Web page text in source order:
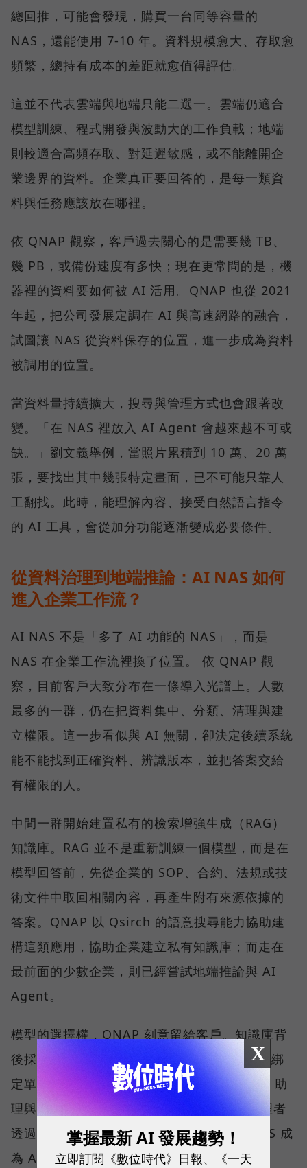
總回推，可能會發現，購買一台同等容量的
NAS，還能使用 7-10 年。資料規模愈大、存取愈
頻繁，總持有成本的差距就愈值得評估。
這並不代表雲端與地端只能二選一。雲端仍適合
模型訓練、程式開發與波動大的工作負載；地端
則較適合高頻存取、對延遲敏感，或不能離開企
業邊界的資料。企業真正要回答的，是每一類資
料與任務應該放在哪裡。
依 QNAP 觀察，客戶過去關心的是需要幾 TB、
幾 PB，或備份速度有多快；現在更常問的是，機
器裡的資料要如何被 AI 活用。QNAP 也從 2021
年起，把公司發展定調在 AI 與高速網路的融合，
試圖讓 NAS 從資料保存的位置，進一步成為資料
被調用的位置。
當資料量持續擴大，搜尋與管理方式也會跟著改
變。「在 NAS 裡放入 AI Agent 會越來越不可或
缺。」劉文義舉例，當照片累積到 10 萬、20 萬
張，要找出其中幾張特定畫面，已不可能只靠人
工翻找。此時，能理解內容、接受自然語言指令
的 AI 工具，會從加分功能逐漸變成必要條件。
從資料治理到地端推論：AI NAS 如何
進入企業工作流？
AI NAS 不是「多了 AI 功能的 NAS」，而是
NAS 在企業工作流裡換了位置。 依 QNAP 觀
察，目前客戶大致分布在一條導入光譜上。人數
最多的一群，仍在把資料集中、分類、清理與建
立權限。這一步看似與 AI 無關，卻決定後續系統
能不能找到正確資料、辨識版本，並把答案交給
有權限的人。
中間一群開始建置私有的檢索增強生成（RAG）
知識庫。RAG 並不是重新訓練一個模型，而是在
模型回答前，先從企業的 SOP、合約、法規或技
術文件中取回相關內容，再產生附有來源依據的
答案。QNAP 以 Qsirch 的語意搜尋能力協助建
構這類應用，協助企業建立私有知識庫；而走在
最前面的少數企業，則已經嘗試地端推論與 AI
Agent。
模型的選擇權，QNAP 刻意留給客戶。知識庫背
後採用哪一個模型，可由企業依需求決定，不綁
定單一 AI 供應商。QNAP 也以 QuAgent AI 助
理與模型情境協定（MCP）相關能力，讓管理者
透過自然語言查詢狀態、調整設定，並讓 NAS 成
為 AI Agent 可調用的資料節點。
X
掌握最新 AI 發展趨勢！
立即訂閱《數位時代》日報、《一天